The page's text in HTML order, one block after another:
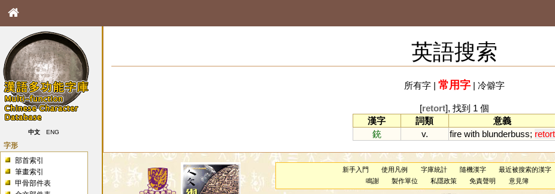
中文 ENG
字形
部首索引
筆畫索引
甲骨部件表
英語搜索
所有字| 常用字| 冷僻字
[retort], 找到 1 個
漢字
詞類
意義
銃
v. fire with blunderbuss; retort
新手入門 使用凡例 字庫統計 隨機漢字
最近被搜索的漢字
鳴謝
製作單位 私隱政策 免責聲明 意見簿